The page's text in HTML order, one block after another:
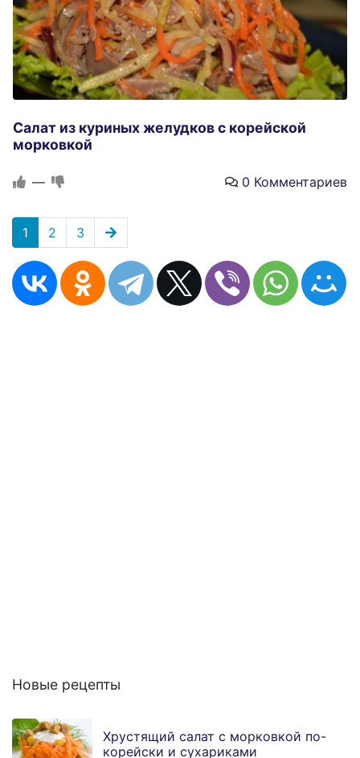
Салат из куриных желудков с корейской
морковкой
— 0 Комментариев
1 2 3
Новые рецепты
Хрустящий салат с морковкой по-
корейски и сухариками